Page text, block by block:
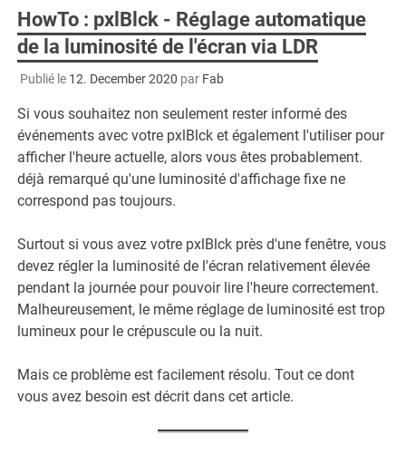
HowTo : pxlBlck - Réglage automatique
de la luminosité de l'écran via LDR
Publié le 12. December 2020 par Fab
Si vous souhaitez non seulement rester informé des
événements avec votre pxlBlck et également l'utiliser pour
afficher l'heure actuelle, alors vous êtes probablement.
déjà remarqué qu'une luminosité d'affichage fixe ne
correspond pas toujours.
Surtout si vous avez votre pxlBlck près d'une fenêtre, vous
devez régler la luminosité de l'écran relativement élevée
pendant la journée pour pouvoir lire l'heure correctement.
Malheureusement, le même réglage de luminosité est trop
lumineux pour le crépuscule ou la nuit.
Mais ce problème est facilement résolu. Tout ce dont
vous avez besoin est décrit dans cet article.